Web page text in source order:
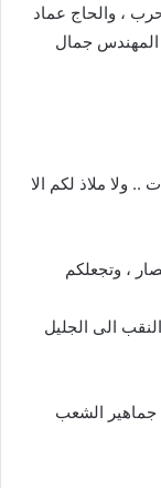
، والحاج عماد
المهندس جمال
.. ولا ملاذ لكم الا
، وتجعلكم
الى الجليل
جماهير الشعب